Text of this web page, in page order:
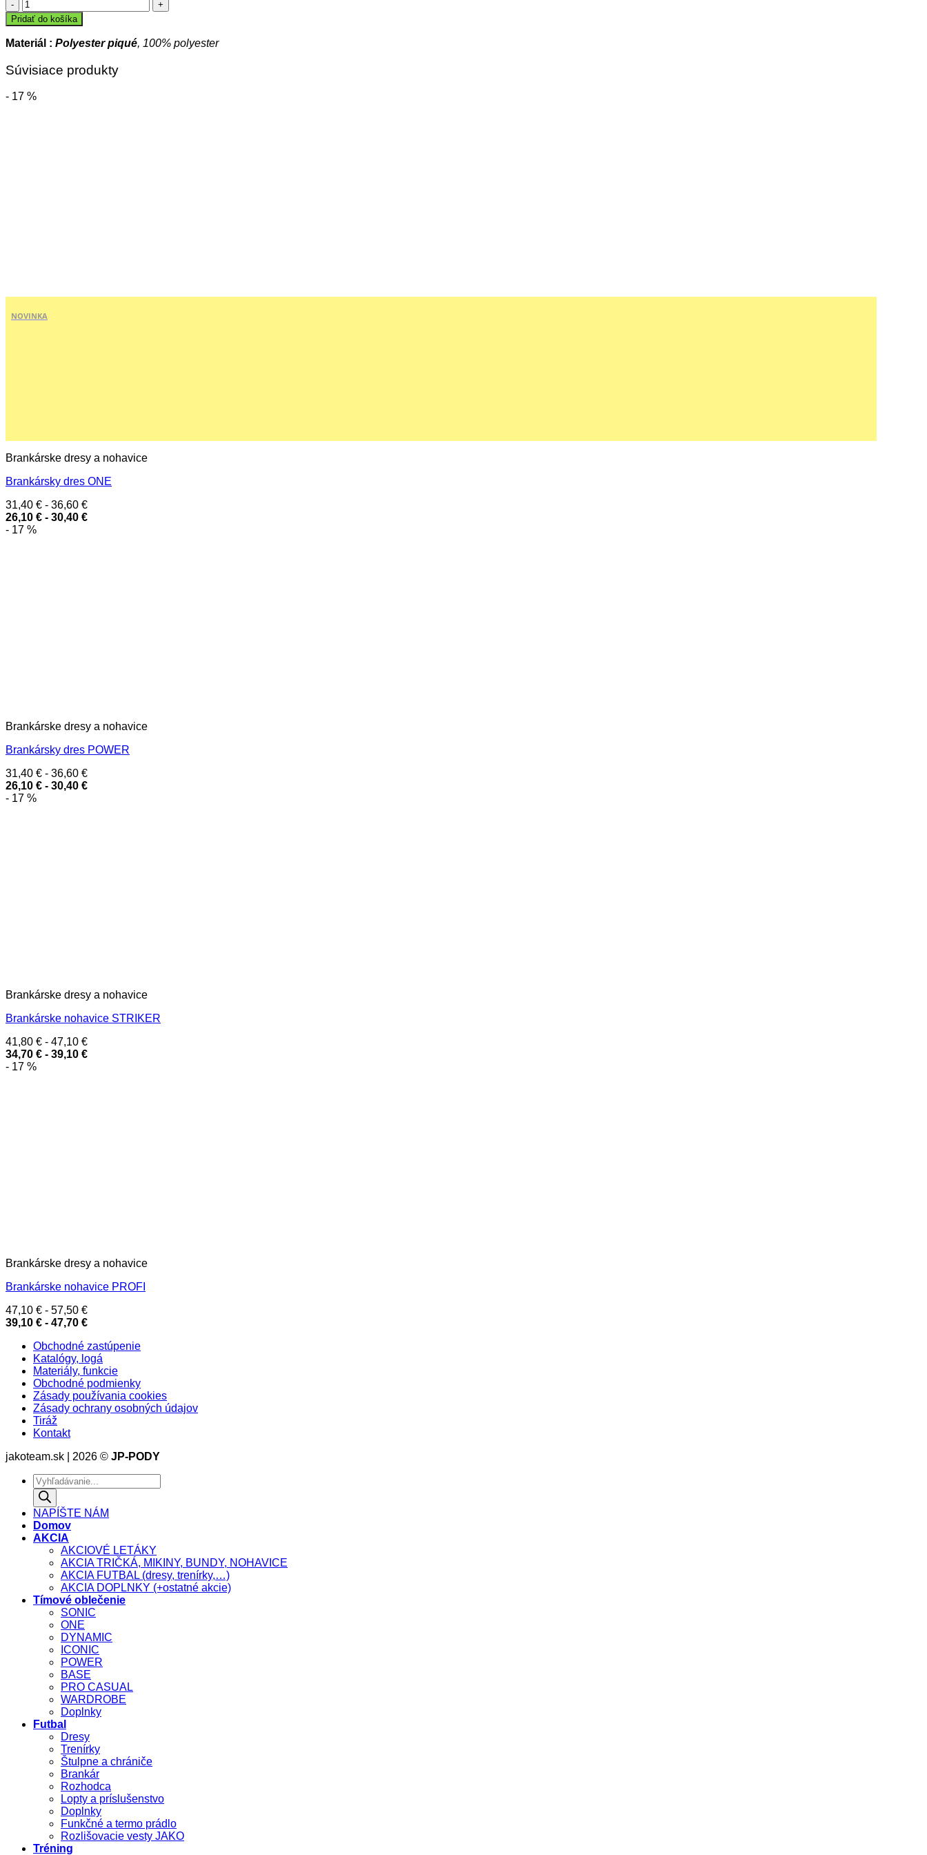
Brankárske
capri
nohavice
Pridať do košíka
Materiál : Polyester piqué, 100% polyester
Súvisiace produkty
- 17 %
NOVINKA
Brankárske dresy a nohavice
Brankársky dres ONE
31,40 € - 36,60 €
26,10 € - 30,40 €
- 17 %
Brankárske dresy a nohavice
Brankársky dres POWER
31,40 € - 36,60 €
26,10 € - 30,40 €
- 17 %
Brankárske dresy a nohavice
Brankárske nohavice STRIKER
41,80 € - 47,10 €
34,70 € - 39,10 €
- 17 %
Brankárske dresy a nohavice
Brankárske nohavice PROFI
47,10 € - 57,50 €
39,10 € - 47,70 €
Obchodné zastúpenie
Katalógy, logá
Materiály, funkcie
Obchodné podmienky
Zásady používania cookies
Zásady ochrany osobných údajov
Tiráž
Kontakt
jakoteam.sk | 2026 © JP-PODY
Products
search
NAPÍŠTE NÁM
Domov
AKCIA
AKCIOVÉ LETÁKY
AKCIA TRIČKÁ, MIKINY, BUNDY, NOHAVICE
AKCIA FUTBAL (dresy, trenírky,…)
AKCIA DOPLNKY (+ostatné akcie)
Tímové oblečenie
SONIC
ONE
DYNAMIC
ICONIC
POWER
BASE
PRO CASUAL
WARDROBE
Doplnky
Futbal
Dresy
Trenírky
Štulpne a chrániče
Brankár
Rozhodca
Lopty a príslušenstvo
Doplnky
Funkčné a termo prádlo
Rozlišovacie vesty JAKO
Tréning